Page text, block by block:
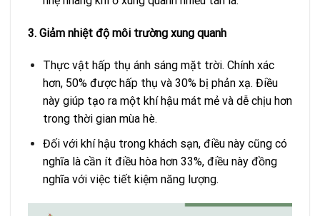
3. Giảm nhiệt độ môi trường xung quanh
Thực vật hấp thụ ánh sáng mặt trời. Chính xác
hơn, 50% được hấp thụ và 30% bị phản xạ. Điều
này giúp tạo ra một khí hậu mát mẻ và dễ chịu hơn
trong thời gian mùa hè.
Đối với khí hậu trong khách sạn, điều này cũng có
nghĩa là cần ít điều hòa hơn 33%, điều này đồng
nghĩa với việc tiết kiệm năng lượng.